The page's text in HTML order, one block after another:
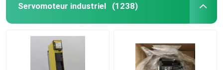
Servomoteur industriel (1238)